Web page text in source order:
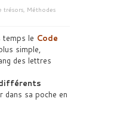
trésors, Méthodes
temps le Code
simple,
des lettres
dans sa poche en